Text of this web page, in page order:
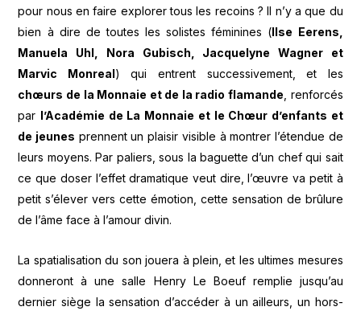
pour nous en faire explorer tous les recoins ? Il n’y a que du
bien à dire de toutes les solistes féminines (Ilse Eerens,
Manuela Uhl, Nora Gubisch, Jacquelyne Wagner et
Marvic Monreal) qui entrent successivement, et les
chœurs de la Monnaie et de la radio flamande , renforcés
par l’Académie de La Monnaie et le Chœur d’enfants et
de jeunes prennent un plaisir visible à montrer l’étendue de
leurs moyens. Par paliers, sous la baguette d’un chef qui sait
ce que doser l’effet dramatique veut dire, l’œuvre va petit à
petit s’élever vers cette émotion, cette sensation de brûlure
de l’âme face à l’amour divin.
La spatialisation du son jouera à plein, et les ultimes mesures
donneront à une salle Henry Le Boeuf remplie jusqu’au
dernier siège la sensation d’accéder à un ailleurs, un hors-